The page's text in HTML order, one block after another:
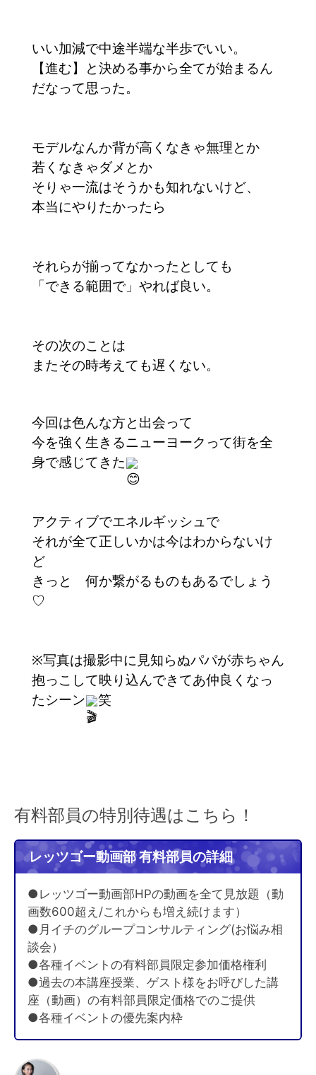
いい加減で中途半端な半歩でいい。
【進む】と決める事から全てが始まるん
だなって思った。
モデルなんか背が高くなきゃ無理とか
若くなきゃダメとか
そりゃ一流はそうかも知れないけど、
本当にやりたかったら
それらが揃ってなかったとしても
「できる範囲で」やれば良い。
その次のことは
またその時考えても遅くない。
今回は色んな方と出会って
今を強く生きるニューヨークって街を全
身で感じてきた
アクティブでエネルギッシュで
それが全て正しいかは今はわからないけ
ど
きっと 何か繋がるものもあるでしょう
♡
※写真は撮影中に見知らぬパパが赤ちゃん
抱っこして映り込んできてあ仲良くなっ
たシーン
笑
有料部員の特別待遇はこちら！
レッツゴー動画部 有料部員の詳細
●レッツゴー動画部HPの動画を全て見放題（動
画数600超え/これからも増え続けます）
●月イチのグループコンサルティング(お悩み相
談会）
●各種イベントの有料部員限定参加価格権利
●過去の本講座授業、ゲスト様をお呼びした講
座（動画）の有料部員限定価格でのご提供
●各種イベントの優先案内枠